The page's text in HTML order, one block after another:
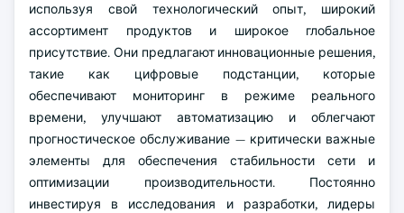
используя свой технологический опыт, широкий
ассортимент продуктов и широкое глобальное
присутствие. Они предлагают инновационные решения,
такие как цифровые подстанции, которые
обеспечивают мониторинг в режиме реального
времени, улучшают автоматизацию и облегчают
прогностическое обслуживание — критически важные
элементы для обеспечения стабильности сети и
оптимизации производительности. Постоянно
инвестируя в исследования и разработки, лидеры